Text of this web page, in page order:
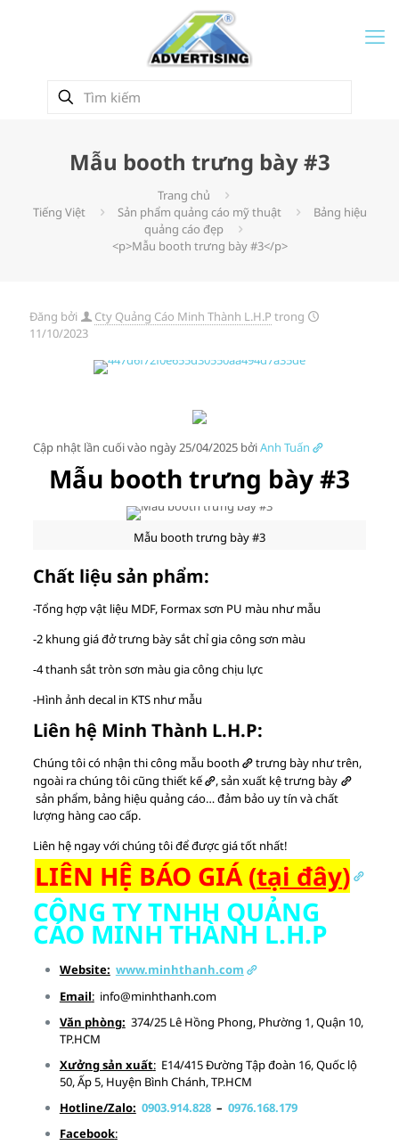
Mẫu booth trưng bày #3
Trang chủ
Tiếng Việt
Sản phẩm quảng cáo mỹ thuật
Bảng hiệu
quảng cáo đẹp
<p>Mẫu booth trưng bày #3</p>
Đăng bởi Cty Quảng Cáo Minh Thành L.H.P trong
11/10/2023
Cập nhật lần cuối vào ngày 25/04/2025 bởiAnh Tuấn
Mẫu booth trưng bày #3
Mẫu booth trưng bày #3
Chất liệu sản phẩm:
-Tổng hợp vật liệu MDF, Formax sơn PU màu như mẫu
-2 khung giá đở trưng bày sắt chỉ gia công sơn màu
-4 thanh sắt tròn sơn màu gia công chịu lực
-Hình ảnh decal in KTS như mẫu
Liên hệ Minh Thành L.H.P:
Chúng tôi có nhận thi công mẫu booth
trưng bày như trên,
ngoài ra chúng tôi cũng thiết kế ,sản xuất kệ trưng bày
sản phẩm, bảng hiệu quảng cáo… đảm bảo uy tín và chất
lượng hàng cao cấp.
Liên hệ ngay với chúng tôi để được giá tốt nhất!
LIÊN HỆ BÁO GIÁ (tại đây)
CÔNG TY TNHH QUẢNG
CÁO MINH THÀNH L.H.P
Website: www.minhthanh.com
Email: info@minhthanh.com
Văn phòng: 374/25 Lê Hồng Phong, Phường 1, Quận 10,
TP.HCM
Xưởng sản xuất:E14/415 Đường Tập đoàn 16, Quốc lộ
50, Ấp 5, Huyện Bình Chánh, TP.HCM
Hotline/Zalo: 0903.914.828– 0976.168.179
Facebook: